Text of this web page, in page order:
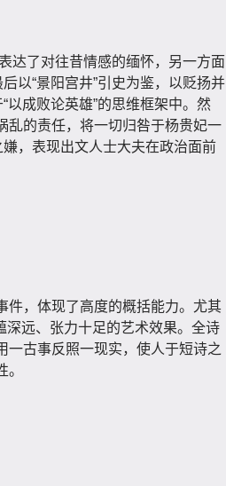
达了对往昔情感的缅怀，另一方面
以“景阳宫井”引史为鉴，以贬扬并
以成败论英雄”的思维框架中。然
乱的责任，将一切归咎于杨贵妃一
，表现出文人士大夫在政治面前
件，体现了高度的概括能力。尤其
深远、张力十足的艺术效果。全诗
一古事反照一现实，使人于短诗之